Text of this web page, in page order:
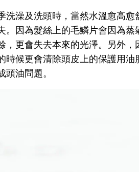
洗澡及洗頭時，當然水溫愈高
。因為髮絲上的毛鱗片會因為
，更會失去本來的光澤。另外
時候更會清除頭皮上的保護用油
頭油問題。